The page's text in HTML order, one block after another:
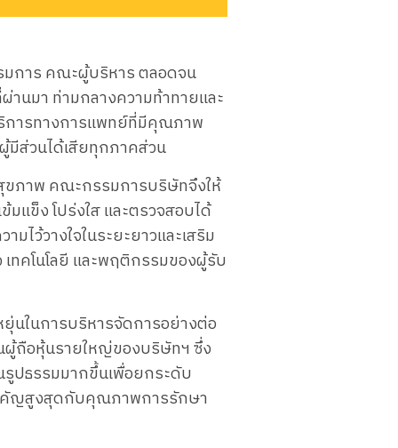
การ คณะ​ผู้​บริหาร ตลอด​จน​
น​มา ท่ามกลาง​ความ​ท้าทาย​และ​
การ​ทางการ​แพทย์​ที่​มี​คุณภาพ
มี​ส่วน​ได้เสีย​ทุก​ภาค​ส่วน
ขภาพ คณะ​กรรมการ​บริษัท​จึง​ให้​
ข็ง โปร่งใส และ​ตรวจ​สอบ​ได้
ว้​วางใจ​ใน​ระยะ​ยาว​และ​เสริม​
คโนโลยี และ​พฤติกรรม​ของ​ผู้​รับ​
น​ใน​การ​บริหาร​จัดการ​อย่าง​ต่อ​
ผู้​ถือ​หุ้น​ราย​ใหญ่​ของ​บริษัท​ฯ ซึ่ง​
รูปธรรม​มาก​ขึ้น​เพื่อ​ยก​ระดับ​
ำคัญ​สูง​สุด​กับ​คุณภาพ​การ​รักษา​